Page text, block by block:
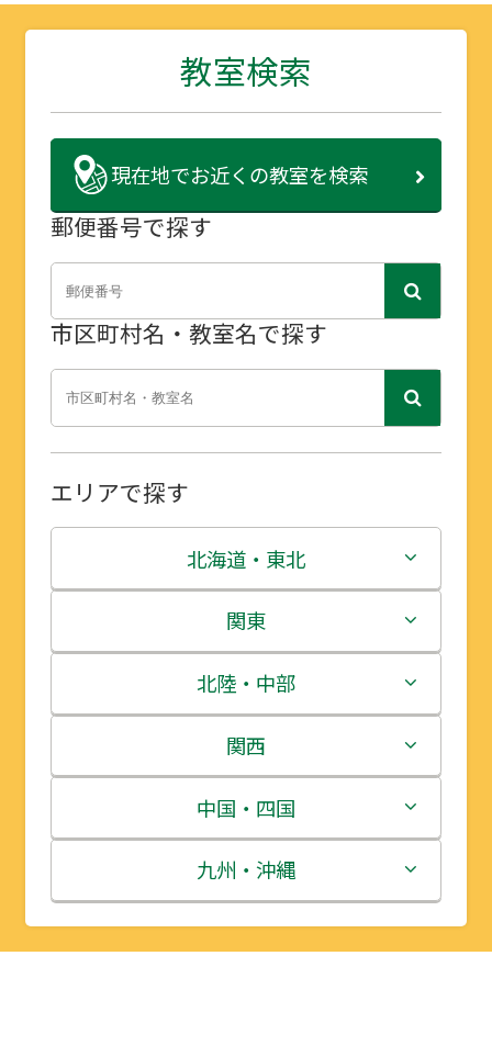
教室検索
現在地でお近くの教室を検索
郵便番号で探す
市区町村名・教室名で探す
エリアで探す
北海道・東北
北海道
青森県
岩手県
宮城県
秋田県
山形県
関東
茨城県
栃木県
群馬県
埼玉県
千葉県
北陸・中部
新潟県
富山県
石川県
福井県
関西
三重県
滋賀県
京都府
中国・四国
鳥取県
島根県
九州・沖縄
福岡県